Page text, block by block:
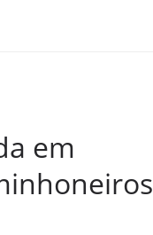
em